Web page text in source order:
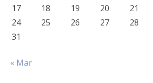
17
18 19 20 21
24
25 26 27 28
31
« Mar